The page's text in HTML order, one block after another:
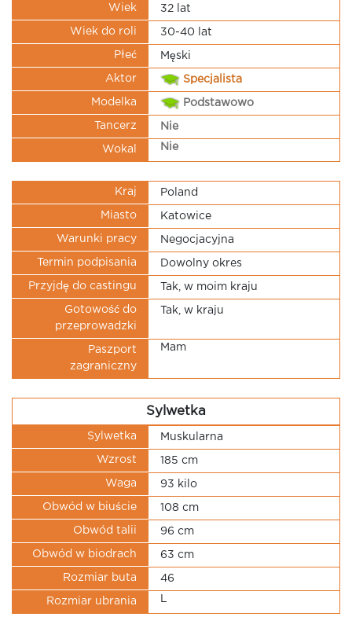
Wiek 32 lat
Wiek do roli 30-40 lat
Płeć Męski
Aktor Specjalista
Modelka Podstawowo
Tancerz Nie
Wokal Nie
Kraj Poland
Miasto Katowice
Warunki pracy Negocjacyjna
Termin podpisania Dowolny okres
Przyjdę do castingu Tak, w moim kraju
Gotowość do
przeprowadzki
Tak, w kraju
Paszport
zagraniczny
Mam
Sylwetka
Sylwetka Muskularna
Wzrost 185 cm
Waga 93 kilo
Obwód w biuście 108 cm
Obwód talii 96 cm
Obwód w biodrach 63 cm
Rozmiar buta 46
Rozmiar ubrania